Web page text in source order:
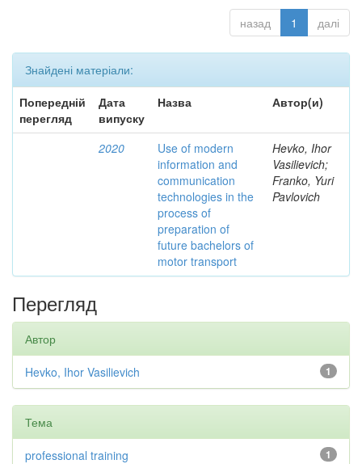
назад 1 далі
Знайдені матеріали:
Попередній
перегляд
Дата
випуску
Назва Автор(и)
2020
Use of modern
information and
communication
technologies in the
process of
preparation of
future bachelors of
motor transport
Hevko, Ihor
Vasilievich;
Franko, Yuri
Pavlovich
Перегляд
Автор
1
Hevko, Ihor Vasilievich
Тема
1
professional training